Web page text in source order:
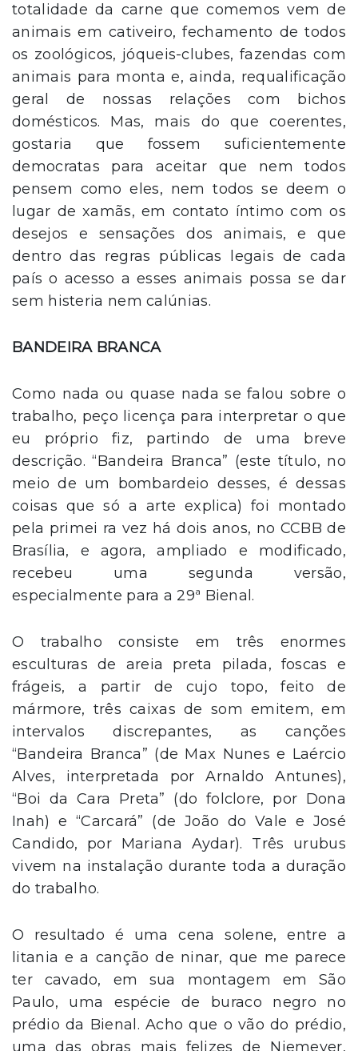
totalidade da carne que comemos vem de
animais em cativeiro, fechamento de todos
os zoológicos, jóqueis-clubes, fazendas com
animais para monta e, ainda, requalificação
geral de nossas relações com bichos
domésticos. Mas, mais do que coerentes,
gostaria que fossem suficientemente
democratas para aceitar que nem todos
pensem como eles, nem todos se deem o
lugar de xamãs, em contato íntimo com os
desejos e sensações dos animais, e que
dentro das regras públicas legais de cada
país o acesso a esses animais possa se dar
sem histeria nem calúnias.
BANDEIRA BRANCA
Como nada ou quase nada se falou sobre o
trabalho, peço licença para interpretar o que
eu próprio fiz, partindo de uma breve
descrição. “Bandeira Branca” (este título, no
meio de um bombardeio desses, é dessas
coisas que só a arte explica) foi montado
pela primei ra vez há dois anos, no CCBB de
Brasília, e agora, ampliado e modificado,
recebeu uma segunda versão,
especialmente para a 29ª Bienal.
O trabalho consiste em três enormes
esculturas de areia preta pilada, foscas e
frágeis, a partir de cujo topo, feito de
mármore, três caixas de som emitem, em
intervalos discrepantes, as canções
“Bandeira Branca” (de Max Nunes e Laércio
Alves, interpretada por Arnaldo Antunes),
“Boi da Cara Preta” (do folclore, por Dona
Inah) e “Carcará” (de João do Vale e José
Candido, por Mariana Aydar). Três urubus
vivem na instalação durante toda a duração
do trabalho.
O resultado é uma cena solene, entre a
litania e a canção de ninar, que me parece
ter cavado, em sua montagem em São
Paulo, uma espécie de buraco negro no
prédio da Bienal. Acho que o vão do prédio,
uma das obras mais felizes de Niemeyer,